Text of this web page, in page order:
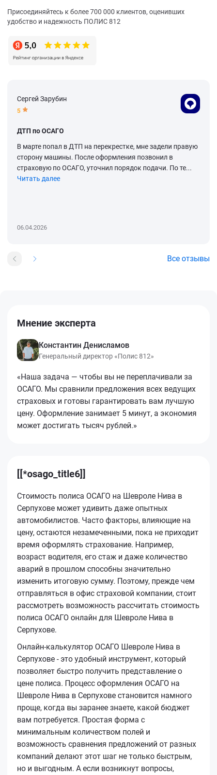
Присоединяйтесь к более 700 000 клиентов, оценивших
удобство и надежность ПОЛИС 812
Сергей Зарубин
5
ДТП по ОСАГО
В марте попал в ДТП на перекрестке, мне задели правую
сторону машины. После оформления позвонил в
страховую по ОСАГО, уточнил порядок подачи. По те...
Читать далее
06.04.2026
Все отзывы
Мнение эксперта
Константин Денисламов
Генеральный директор «Полис 812»
«Наша задача — чтобы вы не переплачивали за
ОСАГО. Мы сравнили предложения всех ведущих
страховых и готовы гарантировать вам лучшую
цену. Оформление занимает 5 минут, а экономия
может достигать тысяч рублей.»
[[*osago_title6]]
Стоимость полиса ОСАГО на Шевроле Нива в
Серпухове может удивить даже опытных
автомобилистов. Часто факторы, влияющие на
цену, остаются незамеченными, пока не приходит
время оформлять страхование. Например,
возраст водителя, его стаж и даже количество
аварий в прошлом способны значительно
изменить итоговую сумму. Поэтому, прежде чем
отправляться в офис страховой компании, стоит
рассмотреть возможность рассчитать стоимость
полиса ОСАГО онлайн для Шевроле Нива в
Серпухове.
Онлайн-калькулятор ОСАГО Шевроле Нива в
Серпухове - это удобный инструмент, который
позволяет быстро получить представление о
цене полиса. Процесс оформления ОСАГО на
Шевроле Нива в Серпухове становится намного
проще, когда вы заранее знаете, какой бюджет
вам потребуется. Простая форма с
минимальным количеством полей и
возможность сравнения предложений от разных
компаний делают этот шаг не только быстрым,
но и выгодным. А если возникнут вопросы,